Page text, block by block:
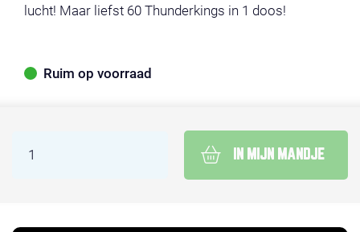
lucht! Maar liefst 60 Thunderkings in 1 doos!
Ruim op voorraad
IN MIJN MANDJE